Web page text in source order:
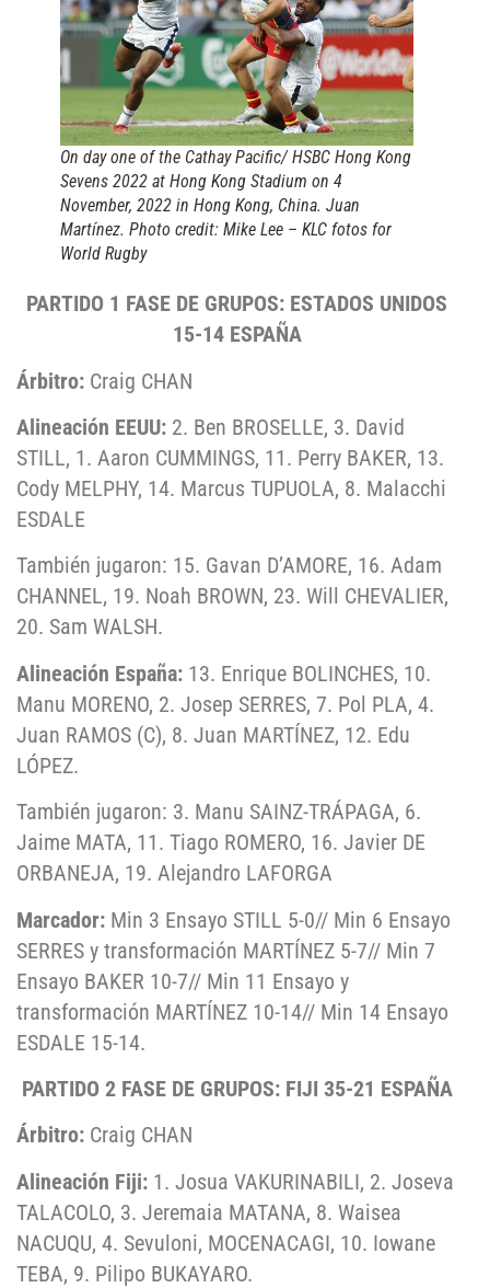
On day one of the Cathay Pacific/ HSBC Hong Kong
Sevens 2022 at Hong Kong Stadium on 4
November, 2022 in Hong Kong, China. Juan
Martínez. Photo credit: Mike Lee – KLC fotos for
World Rugby
PARTIDO 1 FASE DE GRUPOS: ESTADOS UNIDOS
15-14 ESPAÑA
Árbitro: Craig CHAN
Alineación EEUU: 2. Ben BROSELLE, 3. David
STILL, 1. Aaron CUMMINGS, 11. Perry BAKER, 13.
Cody MELPHY, 14. Marcus TUPUOLA, 8. Malacchi
ESDALE
También jugaron: 15. Gavan D’AMORE, 16. Adam
CHANNEL, 19. Noah BROWN, 23. Will CHEVALIER,
20. Sam WALSH.
Alineación España: 13. Enrique BOLINCHES, 10.
Manu MORENO, 2. Josep SERRES, 7. Pol PLA, 4.
Juan RAMOS (C), 8. Juan MARTÍNEZ, 12. Edu
LÓPEZ.
También jugaron: 3. Manu SAINZ-TRÁPAGA, 6.
Jaime MATA, 11. Tiago ROMERO, 16. Javier DE
ORBANEJA, 19. Alejandro LAFORGA
Marcador: Min 3 Ensayo STILL 5-0// Min 6 Ensayo
SERRES y transformación MARTÍNEZ 5-7// Min 7
Ensayo BAKER 10-7// Min 11 Ensayo y
transformación MARTÍNEZ 10-14// Min 14 Ensayo
ESDALE 15-14.
PARTIDO 2 FASE DE GRUPOS: FIJI 35-21 ESPAÑA
Árbitro: Craig CHAN
Alineación Fiji: 1. Josua VAKURINABILI, 2. Joseva
TALACOLO, 3. Jeremaia MATANA, 8. Waisea
NACUQU, 4. Sevuloni, MOCENACAGI, 10. Iowane
TEBA, 9. Pilipo BUKAYARO.